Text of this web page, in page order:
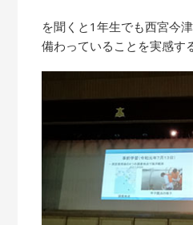
を聞くと1年生でも西宮今
備わっていることを実感す